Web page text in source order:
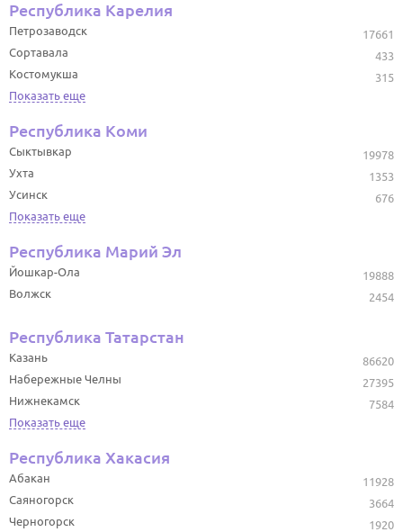
Республика Карелия
17661
Петрозаводск
433
Сортавала
315
Костомукша
Показать еще
Республика Коми
19978
Сыктывкар
1353
Ухта
676
Усинск
Показать еще
Республика Марий Эл
19888
Йошкар-Ола
2454
Волжск
Республика Татарстан
86620
Казань
27395
Набережные Челны
7584
Нижнекамск
Показать еще
Республика Хакасия
11928
Абакан
3664
Саяногорск
1920
Черногорск